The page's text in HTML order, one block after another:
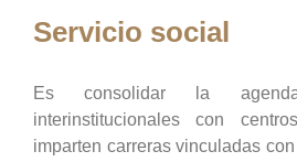
Servicio social
Es consolidar la
interinstitucionales con
imparten carreras vinculadas